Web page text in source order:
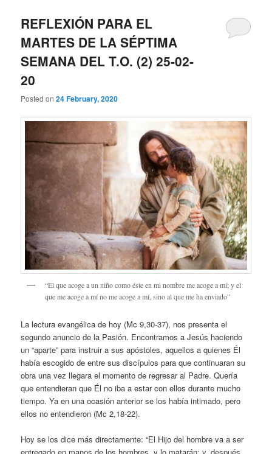
REFLEXIÓN PARA EL
MARTES DE LA SÉPTIMA
SEMANA DEL T.O. (2) 25-02-
20
Posted on24 February, 2020
“El que acoge a un niño como éste en mi nombre me acoge a mí; y el
que me acoge a mí no me acoge a mí, sino al que me ha enviado”
La lectura evangélica de hoy (Mc 9,30-37), nos presenta el
segundo anuncio de la Pasión. Encontramos a Jesús haciendo
un “aparte” para instruir a sus apóstoles, aquellos a quienes Él
había escogido de entre sus discípulos para que continuaran su
obra una vez llegara el momento de regresar al Padre. Quería
que entendieran que Él no iba a estar con ellos durante mucho
tiempo. Ya en una ocasión anterior se los había intimado, pero
ellos no entendieron (Mc 2,18-22).
Hoy se los dice más directamente: “El Hijo del hombre va a ser